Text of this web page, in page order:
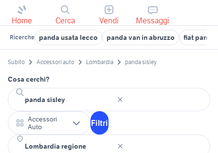
Home Cerca Vendi Messaggi
Ricerche panda usata lecco panda van in abruzzo fiat panda
Subito Accessori auto Lombardia panda sisley
Cosa cerchi?
Accessori
Auto
Filtri